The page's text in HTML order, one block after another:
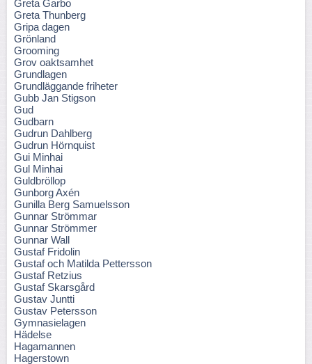
Greta Garbo
Greta Thunberg
Gripa dagen
Grönland
Grooming
Grov oaktsamhet
Grundlagen
Grundläggande friheter
Gubb Jan Stigson
Gud
Gudbarn
Gudrun Dahlberg
Gudrun Hörnquist
Gui Minhai
Gul Minhai
Guldbröllop
Gunborg Axén
Gunilla Berg Samuelsson
Gunnar Strömmar
Gunnar Strömmer
Gunnar Wall
Gustaf Fridolin
Gustaf och Matilda Pettersson
Gustaf Retzius
Gustaf Skarsgård
Gustav Juntti
Gustav Petersson
Gymnasielagen
Hädelse
Hagamannen
Hagerstown